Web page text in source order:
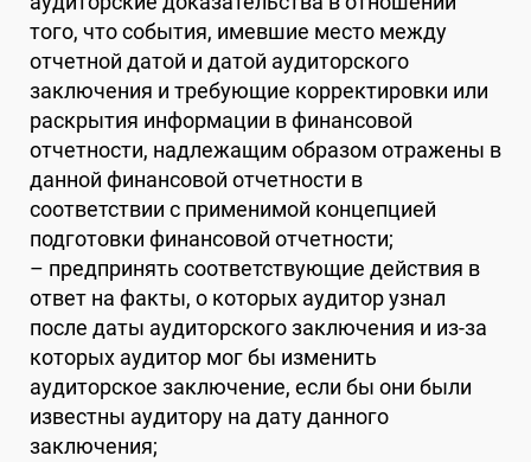
того, что события, имевшие место между
отчетной датой и датой аудиторского
заключения и требующие корректировки или
раскрытия информации в финансовой
отчетности, надлежащим образом отражены в
данной финансовой отчетности в
соответствии с применимой концепцией
подготовки финансовой отчетности;
– предпринять соответствующие действия в
ответ на факты, о которых аудитор узнал
после даты аудиторского заключения и из-за
которых аудитор мог бы изменить
аудиторское заключение, если бы они были
известны аудитору на дату данного
заключения;